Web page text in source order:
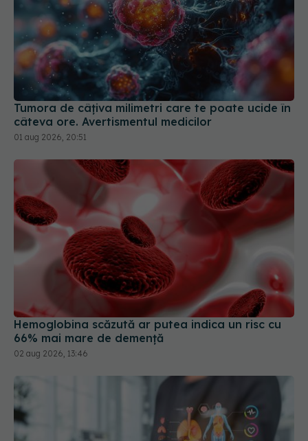
Tumora de câțiva milimetri care te poate ucide în
câteva ore. Avertismentul medicilor
01 aug 2026, 20:51
Hemoglobina scăzută ar putea indica un risc cu
66% mai mare de demență
02 aug 2026, 13:46